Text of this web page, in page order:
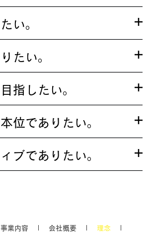
い。
たい。
指したい。
位でありたい。
ブでありたい。
事業内容 会社概要 理念